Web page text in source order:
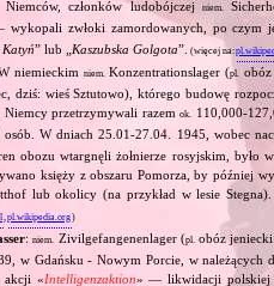
Niemców, członków ludobójczej
niem.
zwłoki zamordowanych, po czym
Katyń” lub „ Kaszubska Golgota”. (więcej na:
niemieckim niem. Konzentrationslager (pl.
dziś: wieś Sztutowo), którego budowę
Niemcy przetrzymywali razemok.
osób. W dniach 25.01‐27.04. 1945, wobec
obozu wtargnęli żołnierze rosyjskim,
księży z obszaru Pomorza, by później
lub okolicy (na przykład w lesie
,pl.wikipedia.org)
:niem. Zivilgefangenenlager (pl. obóz
w Gdańsku ‐ Nowym Porcie, w należących
akcji «Intelligenzaktion» — likwidacji polskiej